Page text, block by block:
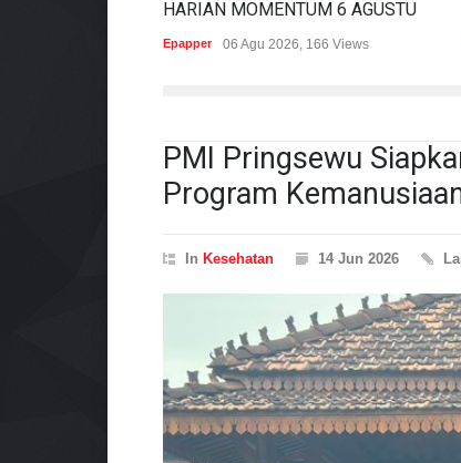
Epapper 06 Agu 2026, 166 Views
PMI Pringsewu
Program
In Kesehatan 14 Jun 2026